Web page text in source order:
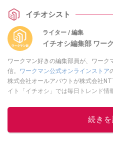
イチオシスト
ライター / 編集
イチオシ編集部 ワー
ワークマン好きの編集部員が、ワーク
信。 ワークマン公式オンラインストア
株式会社オールアバウトが株式会社
イト「イチオシ」では毎日トレンド情
こ
続きを